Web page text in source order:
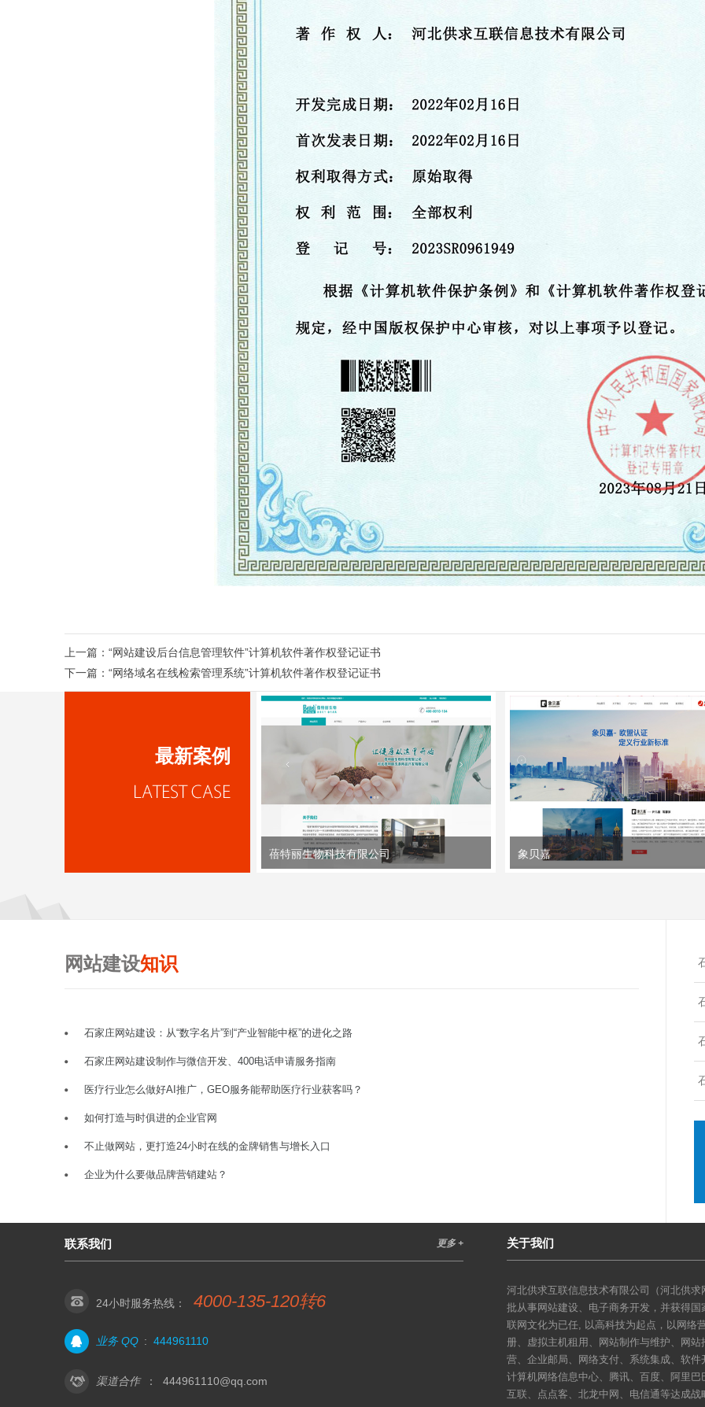
上一篇： “网站建设后台信息管理软件”计算机软件著作权登记证书
下一篇： “网络域名在线检索管理系统”计算机软件著作权登记证书
最新案例
蓓特丽生物科技有限公司 象贝嘉
网站建设知识
石家庄网站建设：从“数字名片”到“产业智能中枢”的进化之路
石家庄网站建设制作与微信开发、400电话申请服务指南
医疗行业怎么做好AI推广，GEO服务能帮助医疗行业获客吗？
如何打造与时俱进的企业官网
不止做网站，更打造24小时在线的金牌销售与增长入口
企业为什么要做品牌营销建站？
更多 +
联系我们
24小时服务热线： 4000-135-120转6
业务 QQ : 444961110
渠道合作 ： 444961110@qq.com
关于我们
河北供求互联信息技术有限公司（河北供
批从事网站建设、电子商务开发，并获得
联网文化为已任, 以高科技为起点，以网络
册、虚拟主机租用、网站制作与维护、网
营、企业邮局、网络支付、系统集成、软
计算机网络信息中心、腾讯、百度、阿里
互联、点点客、北龙中网、电信通等达成战